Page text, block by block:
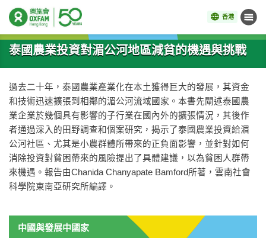
香港 目錄
開始主要內容
泰國農業投資對湄公河地區減貧的機遇與挑戰
中國與發展中國家
過去二十年，泰國農業產業化在本土獲得巨大的發展，其資金
和技術迅速擴張到相鄰的湄公河流域國家。本書先閘述泰國農
業企業於幾個具有影響的子行業在國內外的擴張情況，其後作
者通過深入的田野調查和個案研究，揭示了泰國農業投資給湄
公河社區、尤其是小農群體所帶來的正負面影響，並針對如何
消除投資對貧困帶來的風險提出了具體建議，以為貧困人群帶
來機遇。報告由Chanida Chanyapate Bamford所著，雲南社會
科學院東南亞研究所編譯。